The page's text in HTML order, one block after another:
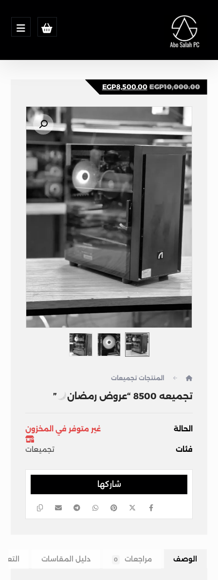
تكبير الصورة
المنتجات تجميعات
تجميعه 8500 “عروض رمضان ”
EGP10,000.00
EGP8,500.00
الحالة غير متوفر في المخزون
فئات تجميعات
الوصف مراجعات 0 دليل المقاسات